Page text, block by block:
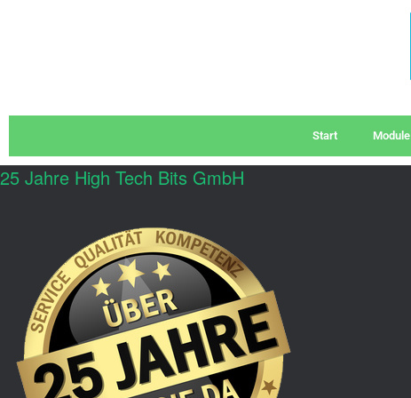
Start Module
25 Jahre High Tech Bits GmbH